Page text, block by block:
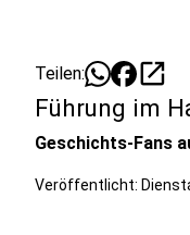
Teilen: open_in_new
Führung im
Geschichts-Fans
Veröffentlicht: